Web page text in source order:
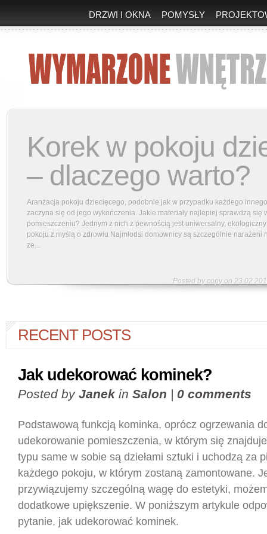
DRZWI I OKNA POMYSŁY
Korek w pokoju
– dlaczego warto?
Aranżacja pokoju dziecięcego, podobnie jak w przypadku każdego
zaczyna się od jego wykończenia. Jakie materiały najlepiej sprawdzą się
pomieszczeniu? Jednym z nich z pewnością jest uniwersalny,
pokoju z myślą o zdrowiu Najmłodsi domownicy są szczególnie narażeni
ze...
Posted by copy on
RECENT POSTS
Jak udekorować kominek?
Posted by Janekin Salon | 0 comments
Podstawową funkcją kominka, oprócz ogrzewania
udekorowanie pomieszczenia, w którym się
typu same w sobie są dziełami sztuki i uchodzą za
każdego pokoju, w którym zostaną zamontowane.
przywiązujemy szczególną wagę do estetyki,
dodatkowe upiększenie. W poniższym artykule
pytanie, jak udekorować kominek.